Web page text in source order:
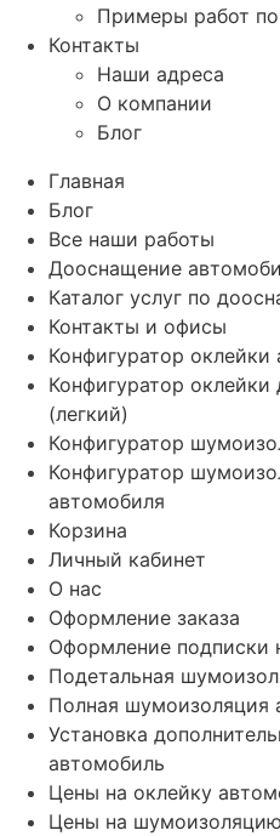
Примеры работ
Контакты
Наши адреса
О компании
Блог
Главная
Блог
Все наши работы
Дооснащение
Каталог услуг по
Контакты и офисы
Конфигуратор оклейки
Конфигуратор
(легкий)
Конфигуратор
Конфигуратор
автомобиля
Корзина
Личный кабинет
О нас
Оформление заказа
Оформление подписки
Подетальная
Полная шумоизоляция
Установка
автомобиль
Цены на оклейку
Цены на